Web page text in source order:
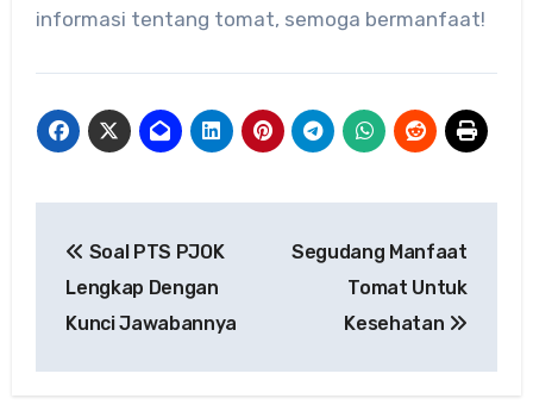
informasi tentang tomat, semoga bermanfaat!
pos
Soal PTS PJOK
Lengkap Dengan
Kunci Jawabannya
Segudang Manfaat
Tomat Untuk
Kesehatan